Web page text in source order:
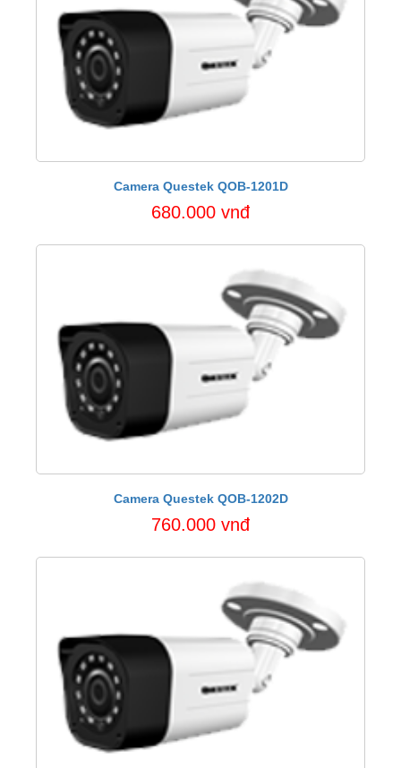
Camera Questek QOB-1201D
680.000 vnđ
Camera Questek QOB-1202D
760.000 vnđ